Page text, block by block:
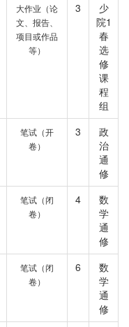
大作业（论
文、报告、
项目或作品
等）
3
少
院1
春
选
修
课
程
组
笔试（开
卷）
3
政
治
通
修
笔试（闭
卷）
4
数
学
通
修
笔试（闭
卷）
6
数
学
通
修